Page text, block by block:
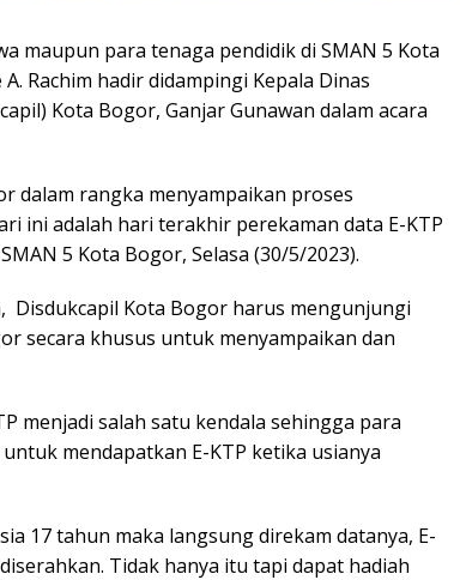
maupun para tenaga pendidik di SMAN 5 Kota
Rachim hadir didampingi Kepala Dinas
Kota Bogor, Ganjar Gunawan dalam acara
dalam rangka menyampaikan proses
ini adalah hari terakhir perekaman data E-KTP
5 Kota Bogor, Selasa (30/5/2023).
Disdukcapil Kota Bogor harus mengunjungi
secara khusus untuk menyampaikan dan
menjadi salah satu kendala sehingga para
mendapatkan E-KTP ketika usianya
17 tahun maka langsung direkam datanya, E-
Tidak hanya itu tapi dapat hadiah